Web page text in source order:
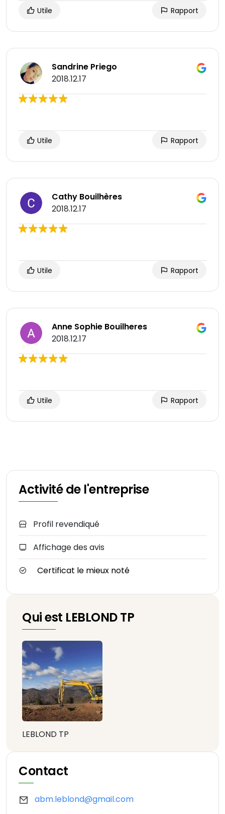
Utile Rapport
Sandrine Priego
2018.12.17
Utile Rapport
Cathy Bouilhères
2018.12.17
Utile Rapport
Anne Sophie Bouilheres
2018.12.17
Utile Rapport
Activité de l'entreprise
Profil revendiqué
Affichage des avis
Certificat le mieux noté
Qui est LEBLOND TP
LEBLOND TP
Contact
abm.leblond@gmail.com